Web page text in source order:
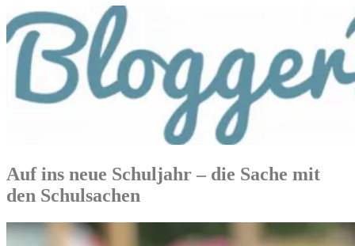
Auf ins neue Schuljahr – die Sache mit
den Schulsachen